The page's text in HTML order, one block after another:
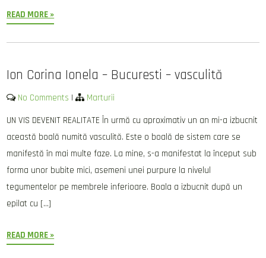
READ MORE »
Ion Corina Ionela – Bucuresti – vasculită
No Comments |
Marturii
UN VIS DEVENIT REALITATE În urmă cu aproximativ un an mi-a izbucnit
această boală numită vasculită. Este o boală de sistem care se
manifestă în mai multe faze. La mine, s-a manifestat la început sub
forma unor bubite mici, asemeni unei purpure la nivelul
tegumentelor pe membrele inferioare. Boala a izbucnit după un
epilat cu […]
READ MORE »